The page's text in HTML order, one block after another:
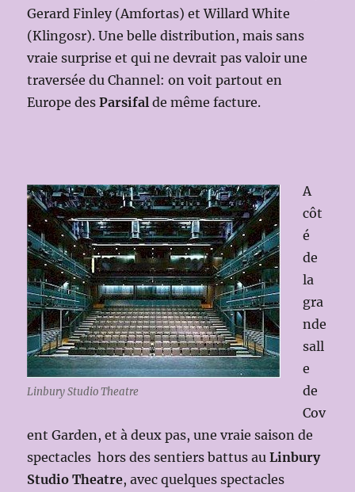
Gerard Finley (Amfortas) et Willard White
(Klingosr). Une belle distribution, mais sans
vraie surprise et qui ne devrait pas valoir une
traversée du Channel: on voit partout en
Europe desParsifal de même facture.
Linbury Studio Theatre
A
côt
é
de
la
gra
nde
sall
e
de
Cov
ent Garden, et à deux pas, une vraie saison de
spectacles hors des sentiers battus auLinbury
Studio Theatre, avec quelques spectacles